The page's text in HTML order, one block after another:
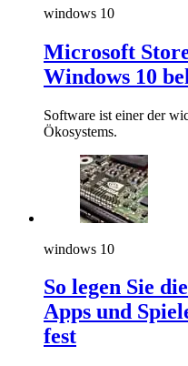
windows 10
Microsoft
Windows 10
Software ist einer der
Ökosystems.
windows 10
So legen Sie
Apps und
fest